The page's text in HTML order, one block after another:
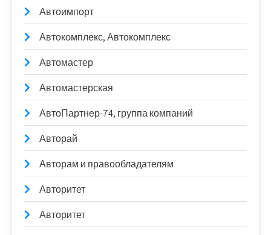
Автоимпорт
Автокомплекс, Автокомплекс
Автомастер
Автомастерская
АвтоПартнер-74, группа компаний
Авторай
Авторам и правообладателям
Авторитет
Авторитет